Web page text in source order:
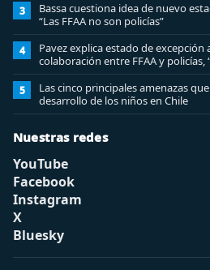
3
Bassa cuestiona idea de nuevo
“Las FFAA no son policías”
4
Pavez explica estado de excepción
colaboración entre FFAA y
analizar”
5
Las cinco principales amenazas
desarrollo de los niños en Chile
Nuestras redes
YouTube
Facebook
Instagram
X
Bluesky